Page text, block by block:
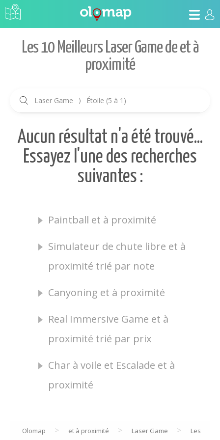
Les 10 Meilleurs Laser Game de et à
proximité
Laser Game ⟩ Étoile (5 à 1)
Aucun résultat n'a été trouvé...
Essayez l'une des recherches
suivantes :
Paintball et à proximité
Simulateur de chute libre et à
proximité trié par note
Canyoning et à proximité
Real Immersive Game et à
proximité trié par prix
Char à voile et Escalade et à
proximité
Olomap > et à proximité > Laser Game > Les